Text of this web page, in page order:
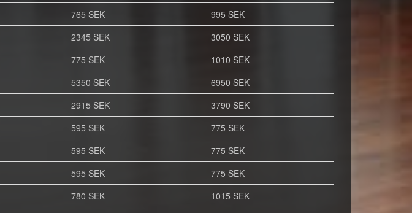
765 SEK
995 SEK
2345 SEK
3050 SEK
775 SEK
1010 SEK
5350 SEK
6950 SEK
2915 SEK
3790 SEK
595 SEK
775 SEK
595 SEK
775 SEK
595 SEK
775 SEK
780 SEK
1015 SEK